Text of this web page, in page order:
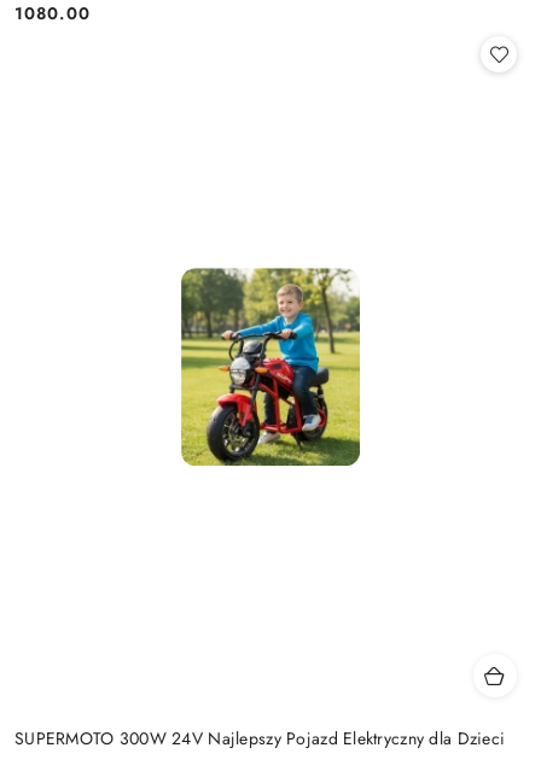
Cena:
1080.00
SUPERMOTO 300W 24V Najlepszy Pojazd Elektryczny dla Dzieci